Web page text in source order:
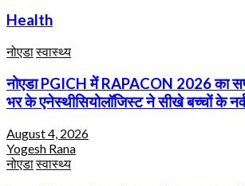
Health
नोएडास्वास्थ्य
नोएडा PGICH में RAPACON 2026 का
भर के एनेस्थीसियोलॉजिस्ट ने सीखे बच्चों के
August 4, 2026
Yogesh Rana
नोएडास्वास्थ्य